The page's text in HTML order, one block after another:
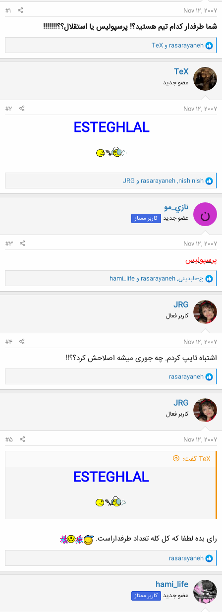
Nov 12, 2007
#1
شما طرفدار کدام تیم هستید؟! پرسپولیس یا استقلال؟؟!!!!!!!
و
ا
ک
ن
ش
ه
ا
rasarayaneh وTeX
TeX
عضو جدید
Nov 12, 2007
#2
ESTEGHLAL
و
ا
ک
ن
ش
ه
ا
nish nish
,
rasarayaneh و JRG
ن نازي_مو
عضو جدید کاربر ممتاز
Nov 12, 2007
#3
پرسپوليس
و
ا
ک
ن
ش
ه
ا
ح-عابدینی,
rasarayaneh وhami_life
JRG
کاربر فعال
Nov 12, 2007
#4
اشتباه تایپ کردم. چه جوری میشه اصلاحش کرد؟؟!!
و
ا
ک
ن
ش
ه
ا
rasarayaneh
JRG
کاربر فعال
Nov 12, 2007
#5
TeX گفت:
ESTEGHLAL
رای بده لطفا که کل کله تعداد طرفداراست.
و
ا
ک
ن
ش
ه
ا
rasarayaneh
hami_life
عضو جدید کاربر ممتاز